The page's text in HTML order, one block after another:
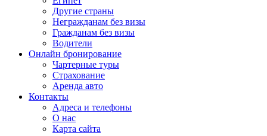
Другие страны
Негражданам без визы
Гражданам без визы
Водители
Онлайн бронирование
Чартерные туры
Страхование
Аренда авто
Контакты
Адреса и телефоны
О нас
Карта сайта